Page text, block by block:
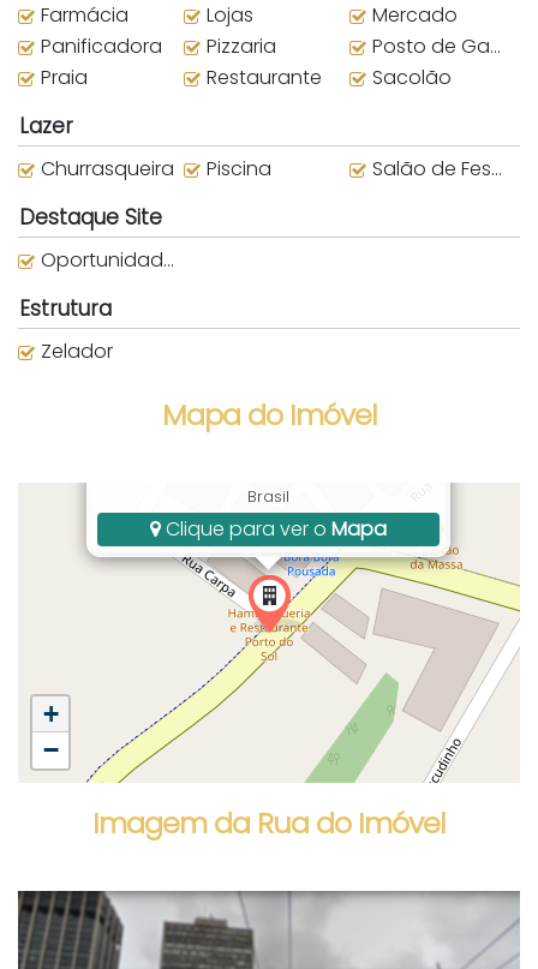
Farmácia
Lojas
Mercado
Panificadora
Pizzaria
Posto de Gasolina
Praia
Restaurante Sacolão
Lazer
Churrasqueira Piscina Salão de Festas
Destaque Site
Oportunidade Destaque
Estrutura
Zelador
Mapa do Imóvel
Brasil
Clique para ver o Mapa
+
−
Imagem da Rua do Imóvel